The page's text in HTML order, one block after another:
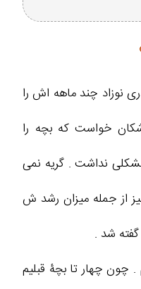
روزهای سال 1358 مادری نوزاد چند ماهه اش را
خواست که بچه را
مشکلی نداشت . گریه نمی
از جمله میزان رشد ش
گفته شد .
چهار تا بچۀ قبلیم